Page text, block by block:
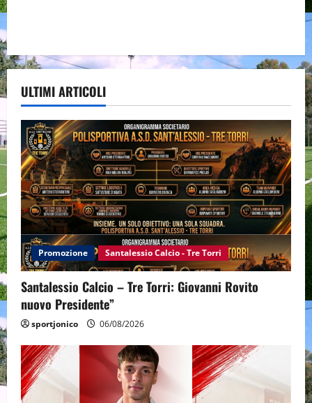
ULTIMI ARTICOLI
Promozione Santalessio Calcio - Tre Torri
Santalessio Calcio – Tre Torri: Giovanni Rovito
nuovo Presidente”
sportjonico 06/08/2026